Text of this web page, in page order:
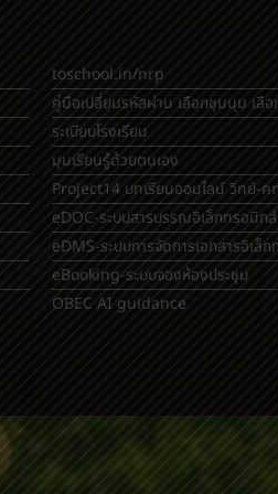
toschool.in/nrp
คู่มือเปลี่ยนรหัสผ่าน เลือกชุมนุม เลือ
ระเบียบโรงเรียน
มุมเรียนรู้ด้วยตนเอง
Project14 บทเรียนออนไลน์ วิทย์-
eDOC-ระบบสารบรรณอิเล็กทรอนิกส์
eDMS-ระบบการจัดการเอกสารอิเล็
eBooking-ระบบจองห้องประชุม
OBEC AI guidance